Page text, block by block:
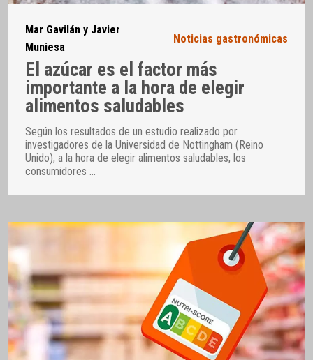
Mar Gavilán y Javier
Muniesa
Noticias gastronómicas
El azúcar es el factor más
importante a la hora de elegir
alimentos saludables
Según los resultados de un estudio realizado por
investigadores de la Universidad de Nottingham (Reino
Unido), a la hora de elegir alimentos saludables, los
consumidores …